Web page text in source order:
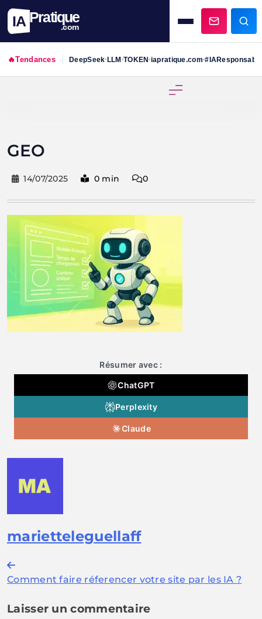
IA Pratique
.com
🔥Tendances DeepSeek•LLM•TOKEN•iapratique.com•#IAResponsable
GEO
14/07/2025 0 min 0
Résumer avec :
ChatGPT
Perplexity
Claude
marietteleguellaff
Navigation
de
l’article
Comment faire réferencer votre site par les IA ?
Laisser un commentaire